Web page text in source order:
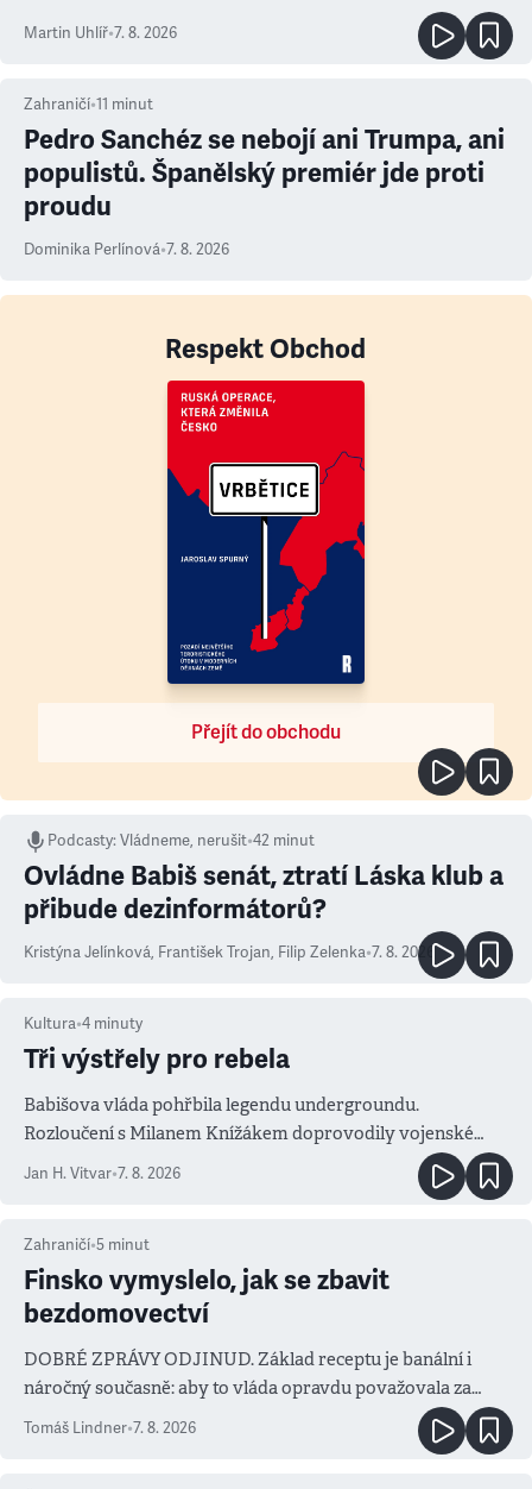
Martin Uhlíř•7. 8. 2026
Zahraničí•11 minut
Pedro Sanchéz se nebojí ani Trumpa, ani
populistů. Španělský premiér jde proti
proudu
Dominika Perlínová•7. 8. 2026
Respekt Obchod
Přejít do obchodu
Podcasty:Vládneme, nerušit•42 minut
Ovládne Babiš senát, ztratí Láska klub a
přibude dezinformátorů?
Kristýna Jelínková, František Trojan, Filip Zelenka•7. 8. 2026
Kultura•4 minuty
Tři výstřely pro rebela
Babišova vláda pohřbila legendu undergroundu.
Rozloučení s Milanem Knížákem doprovodily vojenské
salvy i kritika pokrokářů
Jan H. Vitvar•7. 8. 2026
Zahraničí•5 minut
Finsko vymyslelo, jak se zbavit
bezdomovectví
DOBRÉ ZPRÁVY ODJINUD. Základ receptu je banální i
náročný současně: aby to vláda opravdu považovala za
prioritu
Tomáš Lindner•7. 8. 2026